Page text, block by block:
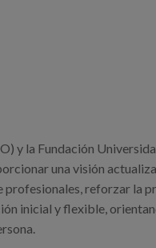
y la Fundación
una visión
reforzar la
inicial y flexible,